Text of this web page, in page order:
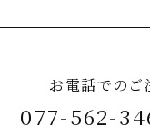
お電話でのご
077-562-